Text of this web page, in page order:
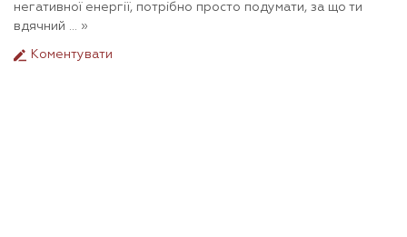
негативної енергії, потрібно просто подумати, за що ти
вдячний ... »
Коментувати